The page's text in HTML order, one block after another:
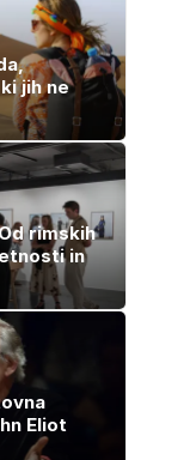
jih ne
rimskih
in
Eliot